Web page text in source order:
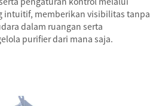
intuitif, memberikan visibilitas tanpa
dalam ruangan serta
purifier dari mana saja.